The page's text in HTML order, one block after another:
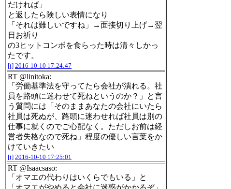
だければ」
と返したら険しい表情になり
「それは難しいですね」→面接切り上げ→翌
日お祈り
の3ヒットコンボを食らった時は清々しかっ
たです。
[t] 2016-10-10 17:24:47
RT @linitoka:
「労働基準法を守ってたら会社が潰れる。社
員を路頭に迷わせて死ねというのか？」と言
う質問には「そのままあなたの会社にいたら
社員は死ぬが、路頭に迷わせれば社員は別の
仕事に就くのでご心配なく。ただしお前は経
営者失格なので死ね」程度の優しい言葉をか
けていきたい
[t] 2016-10-10 17:25:01
RT @Isaacsaso:
「オマエの代わりはいくらでもいる」と